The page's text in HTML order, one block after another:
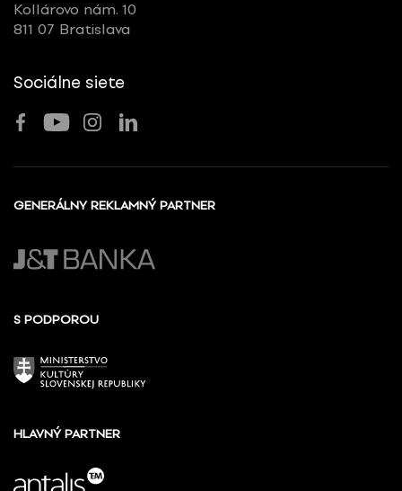
Kollárovo nám. 10
811 07 Bratislava
Sociálne siete
GENERÁLNY REKLAMNÝ PARTNER
S PODPOROU
HLAVNÝ PARTNER